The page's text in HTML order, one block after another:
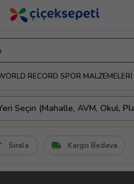
RECORD SPOR MALZEMELERİ
Sırala Kargo Bedava